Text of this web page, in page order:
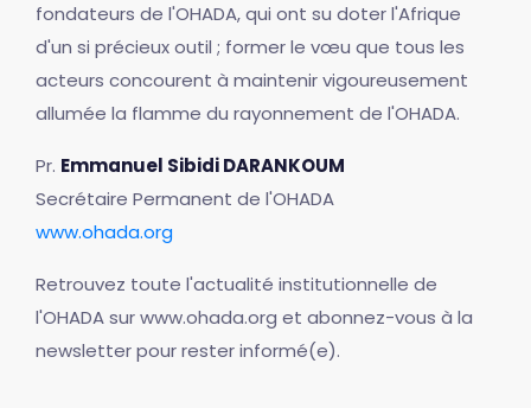
fondateurs de l'OHADA, qui ont su doter l'Afrique
d'un si précieux outil ; former le vœu que tous les
acteurs concourent à maintenir vigoureusement
allumée la flamme du rayonnement de l'OHADA.
Pr. Emmanuel Sibidi DARANKOUM
Secrétaire Permanent de l'OHADA
www.ohada.org
Retrouvez toute l'actualité institutionnelle de
l'OHADA sur www.ohada.org et abonnez-vous à la
newsletter pour rester informé(e).